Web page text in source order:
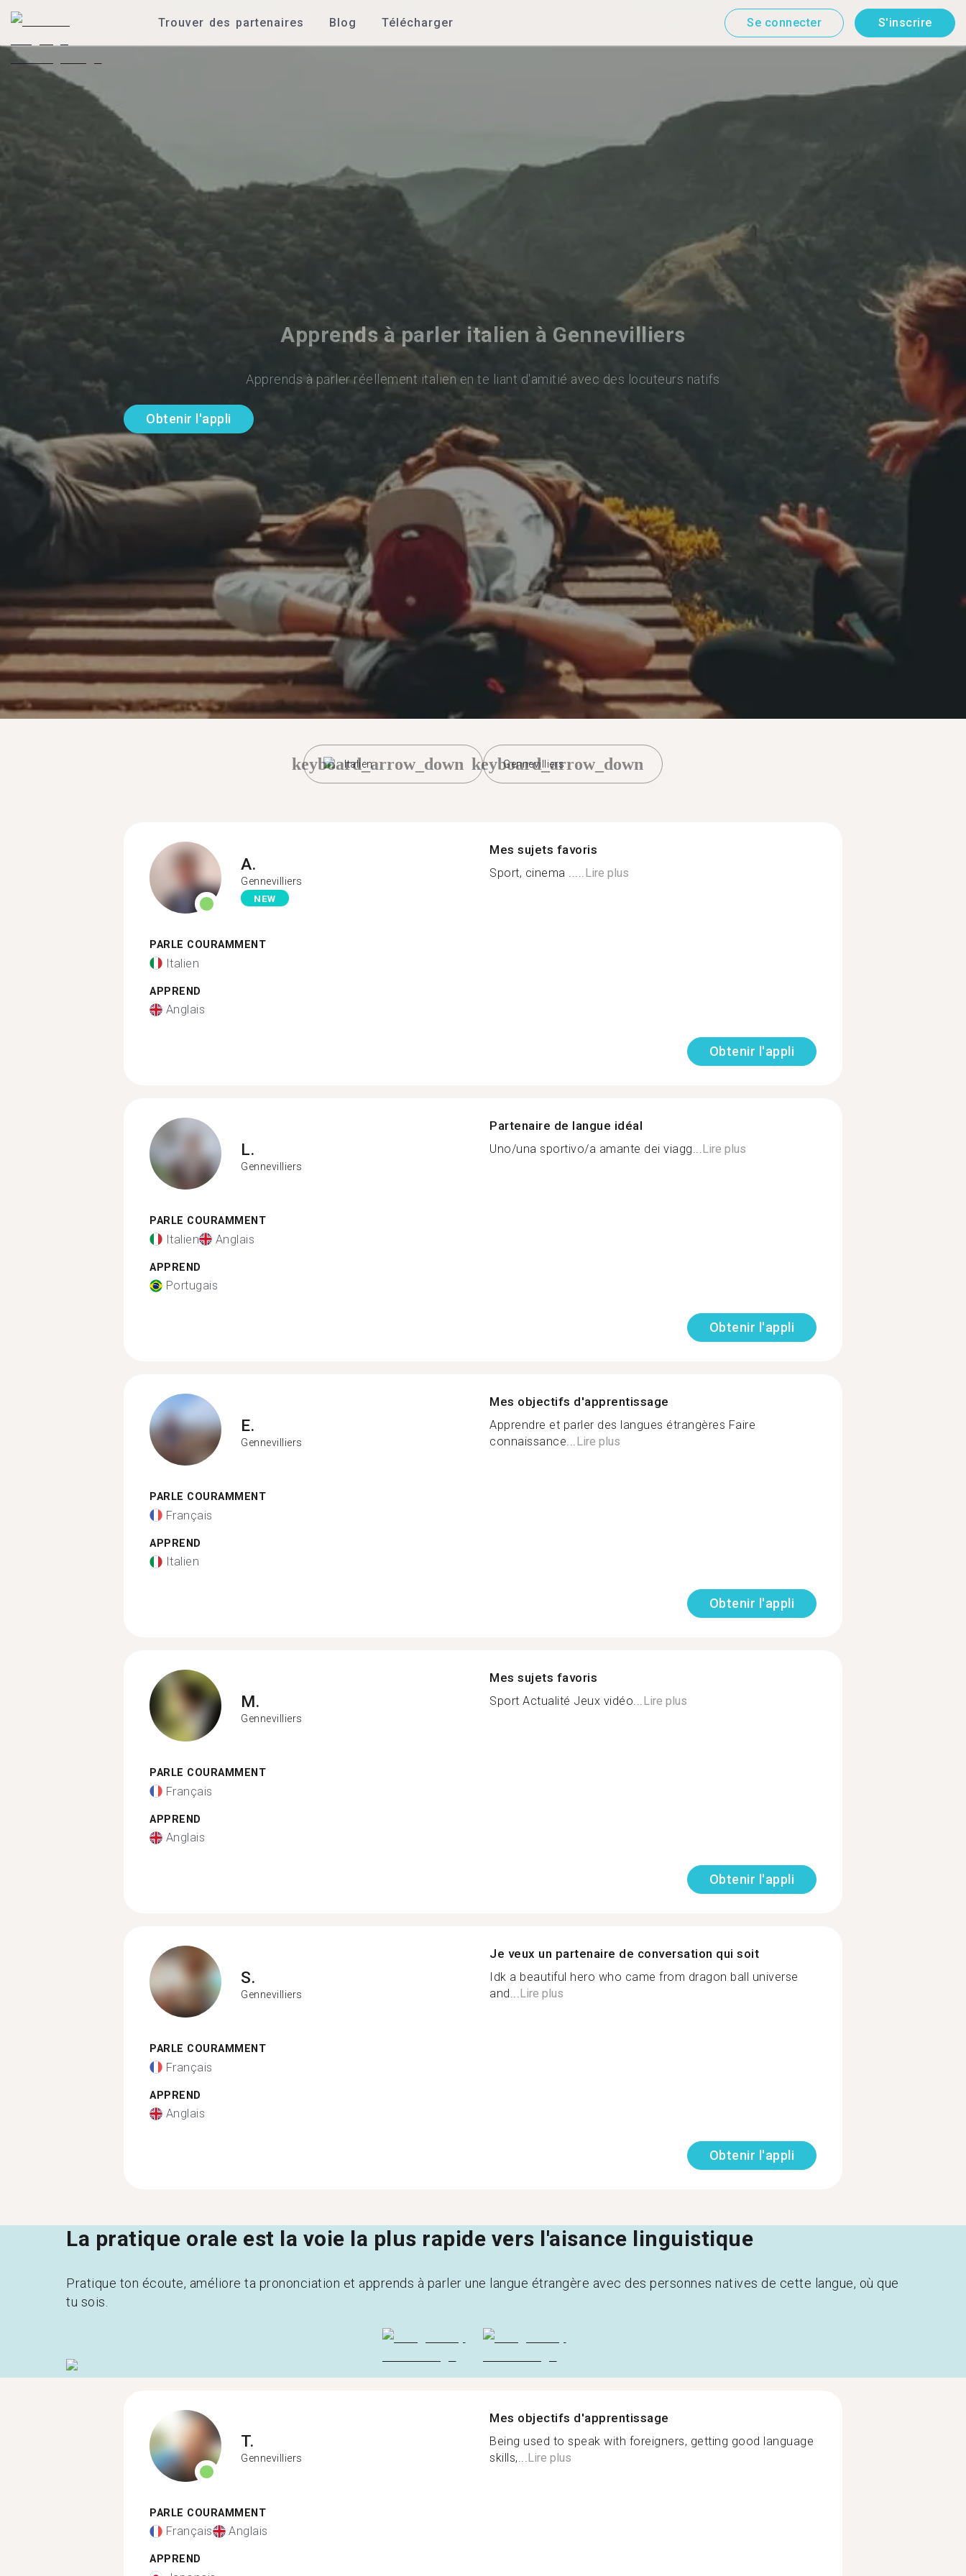
Trouver des partenaires Blog Télécharger Se connecter S'inscrire
Apprends à parler italien à Gennevilliers
Apprends à parler réellement italien en te liant d'amitié avec des locuteurs natifs
Obtenir l'appli
Italien
keyboard_arrow_down Gennevilliers
keyboard_arrow_down
A.
Gennevilliers
NEW
PARLE COURAMMENT
Italien
APPREND
Anglais
Mes sujets favoris
Sport, cinema .....Lire plus
Obtenir l'appli
L.
Gennevilliers
PARLE COURAMMENT
Italien Anglais
APPREND
Portugais
Partenaire de langue idéal
Uno/una sportivo/a amante dei viagg...Lire plus
Obtenir l'appli
E.
Gennevilliers
PARLE COURAMMENT
Français
APPREND
Italien
Mes objectifs d'apprentissage
Apprendre et parler des langues étrangères Faire
connaissance...Lire plus
Obtenir l'appli
M.
Gennevilliers
PARLE COURAMMENT
Français
APPREND
Anglais
Mes sujets favoris
Sport Actualité Jeux vidéo...Lire plus
Obtenir l'appli
S.
Gennevilliers
PARLE COURAMMENT
Français
APPREND
Anglais
Je veux un partenaire de conversation qui soit
Idk a beautiful hero who came from dragon ball universe
and...Lire plus
Obtenir l'appli
La pratique orale est la voie la plus rapide vers l'aisance linguistique
Pratique ton écoute, améliore ta prononciation et apprends à parler une langue étrangère avec des personnes natives de cette langue, où que
tu sois.
T.
Gennevilliers
PARLE COURAMMENT
Français Anglais
APPREND
Mes objectifs d'apprentissage
Being used to speak with foreigners, getting good language
skills,... Lire plus